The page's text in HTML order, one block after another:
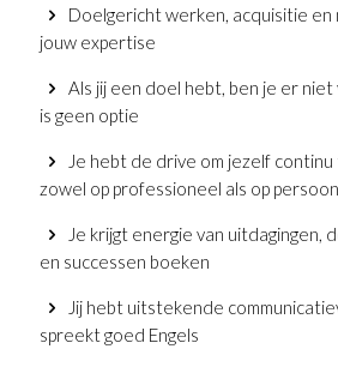
Doelgericht werken, acquisitie en
jouw expertise
Als jij een doel hebt, ben je er
is geen optie
Je hebt de drive om jezelf
zowel op professioneel als op
Je krijgt energie van uitdagingen,
en successen boeken
Jij hebt uitstekende
spreekt goed Engels